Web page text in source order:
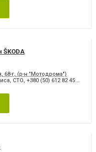
68-г, (р-н "Мотодрома")
СТО +380 (50) 612 82 45 отдел сервиса, СТО